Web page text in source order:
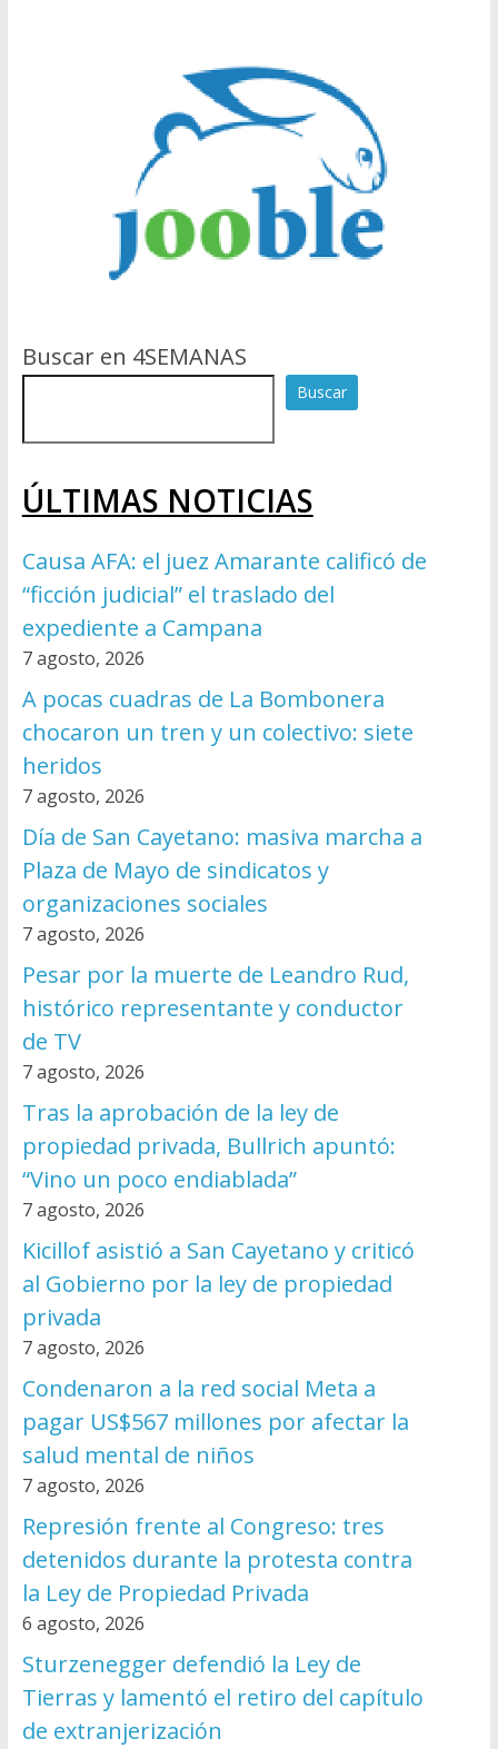
Buscar en 4SEMANAS
Buscar
ÚLTIMAS NOTICIAS
Causa AFA: el juez Amarante calificó de
“ficción judicial” el traslado del
expediente a Campana
7 agosto, 2026
A pocas cuadras de La Bombonera
chocaron un tren y un colectivo: siete
heridos
7 agosto, 2026
Día de San Cayetano: masiva marcha a
Plaza de Mayo de sindicatos y
organizaciones sociales
7 agosto, 2026
Pesar por la muerte de Leandro Rud,
histórico representante y conductor
de TV
7 agosto, 2026
Tras la aprobación de la ley de
propiedad privada, Bullrich apuntó:
“Vino un poco endiablada”
7 agosto, 2026
Kicillof asistió a San Cayetano y criticó
al Gobierno por la ley de propiedad
privada
7 agosto, 2026
Condenaron a la red social Meta a
pagar US$567 millones por afectar la
salud mental de niños
7 agosto, 2026
Represión frente al Congreso: tres
detenidos durante la protesta contra
la Ley de Propiedad Privada
6 agosto, 2026
Sturzenegger defendió la Ley de
Tierras y lamentó el retiro del capítulo
de extranjerización